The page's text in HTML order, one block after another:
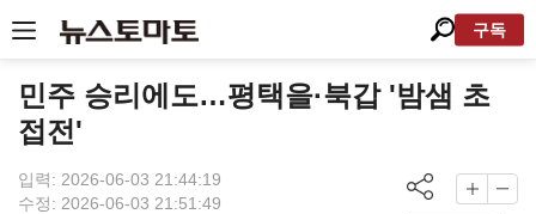
구독
민주 승리에도…평택을·북갑 '밤샘 초
접전'
입력: 2026-06-03 21:44:19
수정: 2026-06-03 21:51:49